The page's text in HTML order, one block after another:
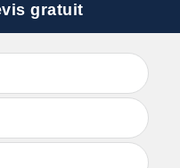
gratuit